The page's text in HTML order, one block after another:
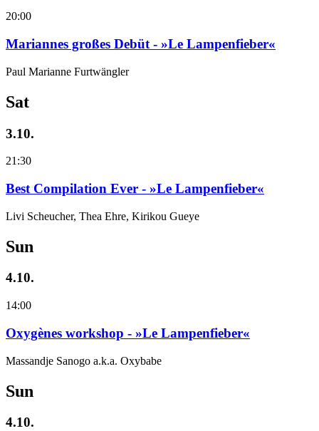
20:00
Mariannes großes Debüt - »Le Lampenfieber«
Paul Marianne Furtwängler
Sat
3.10.
21:30
Best Compilation Ever - »Le Lampenfieber«
Livi Scheucher, Thea Ehre, Kirikou Gueye
Sun
4.10.
14:00
Oxygènes workshop - »Le Lampenfieber«
Massandje Sanogo a.k.a. Oxybabe
Sun
4.10.